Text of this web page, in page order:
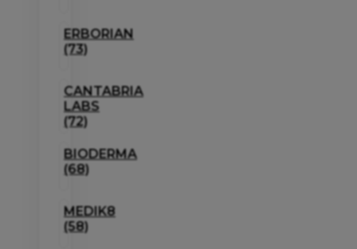
ERBORIAN
(73)
CANTABRIA
LABS
(72)
BIODERMA
(68)
MEDIK8
(58)